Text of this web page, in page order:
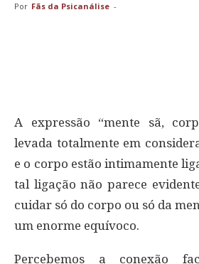
Por Fãs da Psicanálise -
A expressão “mente sã,
levada totalmente em
e o corpo estão intimamente
tal ligação não parece
cuidar só do corpo ou só da
um enorme equívoco.
Percebemos a conexão